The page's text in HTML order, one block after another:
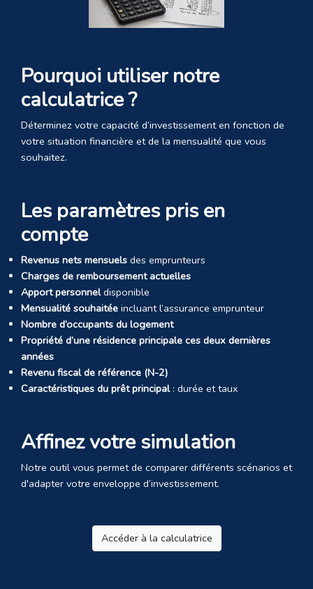
Pourquoi utiliser notre
calculatrice ?
Déterminez votre capacité d’investissement en fonction de
votre situation financière et de la mensualité que vous
souhaitez.
Les paramètres pris en
compte
Revenus nets mensuels des emprunteurs
Charges de remboursement actuelles
Apport personneldisponible
Mensualité souhaitée incluant l’assurance emprunteur
Nombre d’occupants du logement
Propriété d’une résidence principale ces deux dernières
années
Revenu fiscal de référence (N-2)
Caractéristiques du prêt principal: durée et taux
Affinez votre simulation
Notre outil vous permet de comparer différents scénarios et
d'adapter votre enveloppe d’investissement.
Accéder à la calculatrice